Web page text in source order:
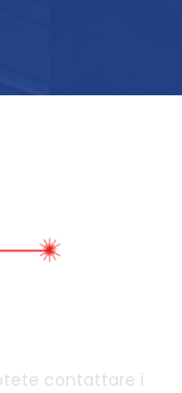
contattare i